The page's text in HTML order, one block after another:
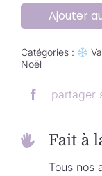
Ajouter
Catégories :
Noël
partager
Fait à
Tous nos